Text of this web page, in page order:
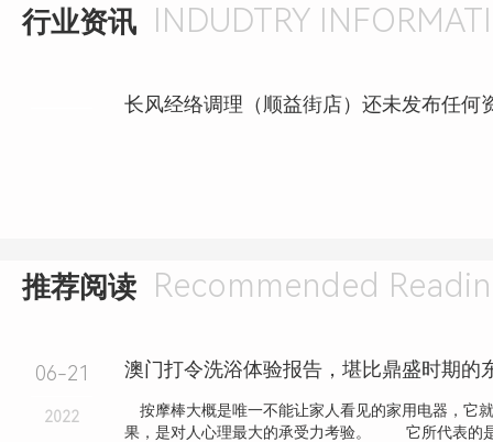
行业资讯 INDUDTRY
推荐阅读 Recommended
06-21
2022
澳门打令洗浴体验报告，堪比鼎盛时期的
按摩棒大概是唯一不能让家人看见的家用电器，它
果，是对人心理最大的承受力考验。 它所代表的